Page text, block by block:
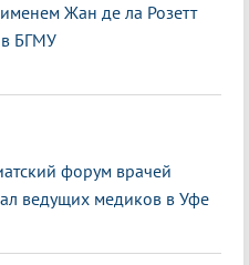
Жан де ла Розетт
БГМУ
форум врачей
ведущих медиков в Уфе